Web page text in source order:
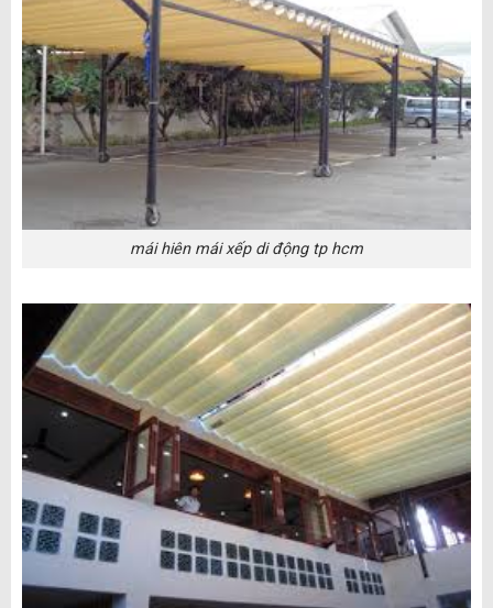
mái hiên mái xếp di động tp hcm